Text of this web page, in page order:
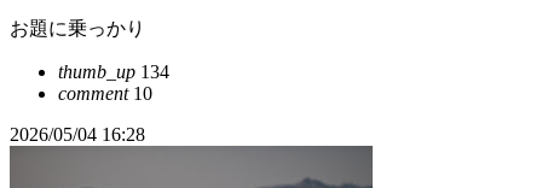
お題に乗っかり
thumb_up 134
comment10
2026/05/04 16:28